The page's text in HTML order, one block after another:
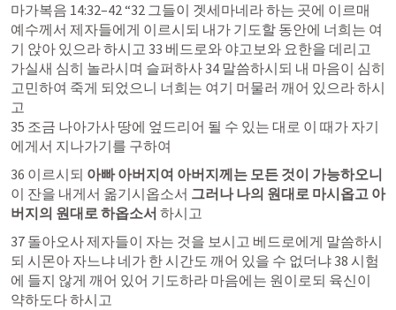
마가복음 14:32–42 “32 그들이 겟세마네라 하는 곳에 이르매
예수께서 제자들에게 이르시되 내가 기도할 동안에 너희는 여
기 앉아 있으라 하시고 33 베드로와 야고보와 요한을 데리고
가실새 심히 놀라시며 슬퍼하사 34 말씀하시되 내 마음이 심히
고민하여 죽게 되었으니 너희는 여기 머물러 깨어 있으라 하시
고
35 조금 나아가사 땅에 엎드리어 될 수 있는 대로 이 때가 자기
에게서 지나가기를 구하여
36 이르시되 아빠 아버지여 아버지께는 모든 것이 가능하오니
이 잔을 내게서 옮기시옵소서 그러나 나의 원대로 마시옵고 아
버지의 원대로 하옵소서 하시고
37 돌아오사 제자들이 자는 것을 보시고 베드로에게 말씀하시
되 시몬아 자느냐 네가 한 시간도 깨어 있을 수 없더냐 38 시험
에 들지 않게 깨어 있어 기도하라 마음에는 원이로되 육신이
약하도다 하시고